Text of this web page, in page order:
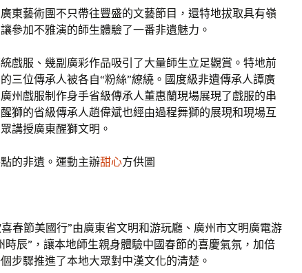
東藝術團不只帶往豐盛的文藝節目，還特地拔取具有嶺
參加不雅演的師生體驗了一番非遺魅力。
戲服、幾副廣彩作品吸引了大量師生立足觀賞。特地前
三位傳承人被各自“粉絲”繚繞。國度級非遺傳承人譚廣
州戲服制作身手省級傳承人董惠蘭現場展現了戲服的串
獅的省級傳承人趙偉斌也經由過程舞獅的展現和現場互
講授廣東醒獅文明。
的非遺。運動主辦甜心方供圖
春節美國行”由廣東省文明和游玩廳、廣州市文明廣電游
時辰”，讓本地師生親身體驗中國春節的喜慶氣氛，加倍
步驟推進了本地大眾對中漢文化的清楚。